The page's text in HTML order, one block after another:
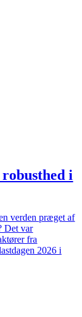
robusthed i
verden præget af
Det var
fra
2026 i